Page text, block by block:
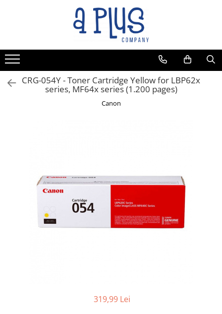
CRG-054Y - Toner Cartridge Yellow for LBP62x
series, MF64x series (1.200 pages)
Canon
319,99 Lei